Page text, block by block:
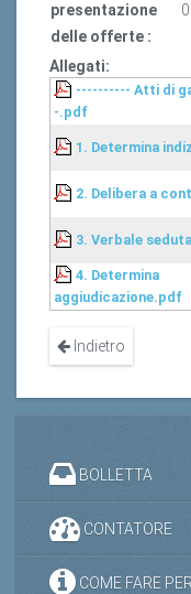
presentazione
delle offerte :
Allegati:
---------- Atti di
-.pdf
1. Determina
2. Delibera a
3. Verbale
4. Determina
aggiudicazione.pdf
Indietro
BOLLETTA
CONTATORE
COME FARE